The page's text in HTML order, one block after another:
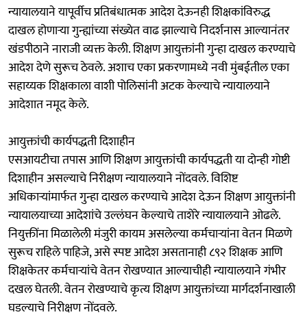
न्यायालयाने यापूर्वीच प्रतिबंधात्मक आदेश देऊनही शिक्षकांविरुद्ध
दाखल होणाऱ्या गुन्ह्यांच्या संख्येत वाढ झाल्याचे निदर्शनास आल्यानंतर
खंडपीठाने नाराजी व्यक्त केली. शिक्षण आयुक्तांनी गुन्हा दाखल करण्याचे
आदेश देणे सुरूच ठेवले. अशाच एका प्रकरणामध्ये नवी मुंबईतील एका
सहाय्यक शिक्षकाला वाशी पोलिसांनी अटक केल्याचे न्यायालयाने
आदेशात नमूद केले.
आयुक्तांची कार्यपद्धती दिशाहीन
एसआयटीचा तपास आणि शिक्षण आयुक्तांची कार्यपद्धती या दोन्ही गोष्टी
दिशाहीन असल्याचे निरीक्षण न्यायालयाने नोंदवले. विशिष्ट
अधिकाऱ्यांमार्फत गुन्हा दाखल करण्याचे आदेश देऊन शिक्षण आयुक्तांनी
न्यायालयाच्या आदेशांचे उल्लंघन केल्याचे ताशेरे न्यायालयाने ओढले.
नियुक्तींना मिळालेली मंजुरी कायम असलेल्या कर्मचाऱ्यांना वेतन मिळणे
सुरूच राहिले पाहिजे, असे स्पष्ट आदेश असतानाही ८९२ शिक्षक आणि
शिक्षकेतर कर्मचाऱ्यांचे वेतन रोखण्यात आल्याचीही न्यायालयाने गंभीर
दखल घेतली. वेतन रोखण्याचे कृत्य शिक्षण आयुक्तांच्या मार्गदर्शनाखाली
घडल्याचे निरीक्षण नोंदवले.